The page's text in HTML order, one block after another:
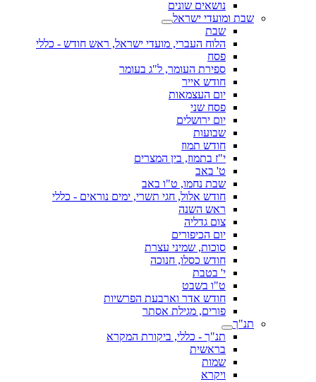
נושאים שונים
שבת ומועדי ישראל
שבת
הלוח העברי, מועדי ישראל, ראש חודש - כללי
פסח
ספירת העומר, ל"ג בעומר
חודש אייר
יום העצמאות
פסח שני
יום ירושלים
שבועות
חודש תמוז
י"ז בתמוז, בין המצרים
ט' באב
שבת נחמו, ט"ו באב
חודש אלול, חגי תשרי, ימים נוראים - כללי
ראש השנה
צום גדליה
יום הכיפורים
סוכות, שמיני עצרת
חודש כסלו, חנוכה
י' בטבת
ט"ו בשבט
חודש אדר וארבעת הפרשיות
פורים, מגילת אסתר
תנ"ך
תנ"ך - כללי, ביקורת המקרא
בראשית
שמות
ויקרא